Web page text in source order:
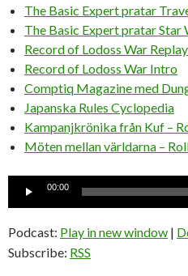
The Basic Expert pratar
The Basic Expert pratar Star
Record of Lodoss War Replay
Record of Lodoss War Intro
Comptiq Magazine med
Japanska Rules Cyclopedia
Kampanjkrönika från Kuf –
Möten mellan världarna –
Ljudspelare
00:00
Podcast: Play in new window |
Subscribe: RSS